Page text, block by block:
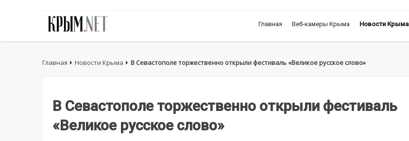
Главная Веб-камеры Крыма Новости Крыма
Главная Новости Крыма В Севастополе торжественно открыли фестиваль «Великое русское слово»
В Севастополе торжественно открыли фестиваль
«Великое русское слово»